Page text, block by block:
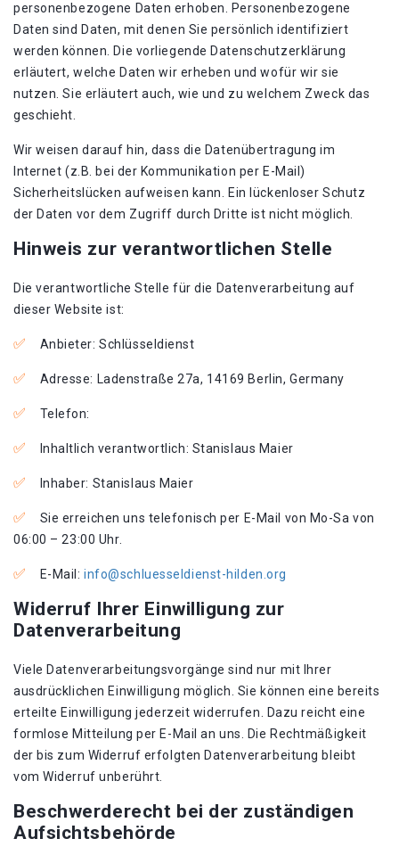
personenbezogene Daten erhoben. Personenbezogene
Daten sind Daten, mit denen Sie persönlich identifiziert
werden können. Die vorliegende Datenschutzerklärung
erläutert, welche Daten wir erheben und wofür wir sie
nutzen. Sie erläutert auch, wie und zu welchem Zweck das
geschieht.
Wir weisen darauf hin, dass die Datenübertragung im
Internet (z.B. bei der Kommunikation per E-Mail)
Sicherheitslücken aufweisen kann. Ein lückenloser Schutz
der Daten vor dem Zugriff durch Dritte ist nicht möglich.
Hinweis zur verantwortlichen Stelle
Die verantwortliche Stelle für die Datenverarbeitung auf
dieser Website ist:
Anbieter: Schlüsseldienst
Adresse: Ladenstraße 27a, 14169 Berlin, Germany
Telefon:
Inhaltlich verantwortlich: Stanislaus Maier
Inhaber: Stanislaus Maier
Sie erreichen uns telefonisch per E-Mail von Mo-Sa von
06:00 – 23:00 Uhr.
E-Mail:info@schluesseldienst-hilden.org
Widerruf Ihrer Einwilligung zur
Datenverarbeitung
Viele Datenverarbeitungsvorgänge sind nur mit Ihrer
ausdrücklichen Einwilligung möglich. Sie können eine bereits
erteilte Einwilligung jederzeit widerrufen. Dazu reicht eine
formlose Mitteilung per E-Mail an uns. Die Rechtmäßigkeit
der bis zum Widerruf erfolgten Datenverarbeitung bleibt
vom Widerruf unberührt.
Beschwerderecht bei der zuständigen
Aufsichtsbehörde